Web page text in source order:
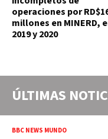
operaciones por
millones en MINERD,
2019 y 2020
ÚLTIMAS
BBC NEWS MUNDO